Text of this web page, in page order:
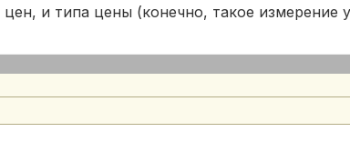
цен, и типа цены (конечно, такое